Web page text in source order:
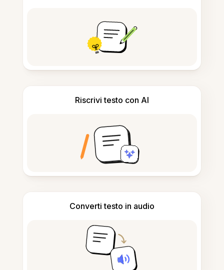
Riscrivi testo con AI
Converti testo in audio